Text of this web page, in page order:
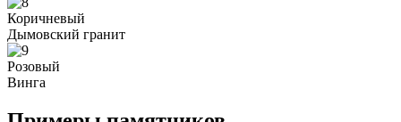
Коричневый
Дымовский гранит
Розовый
Винга